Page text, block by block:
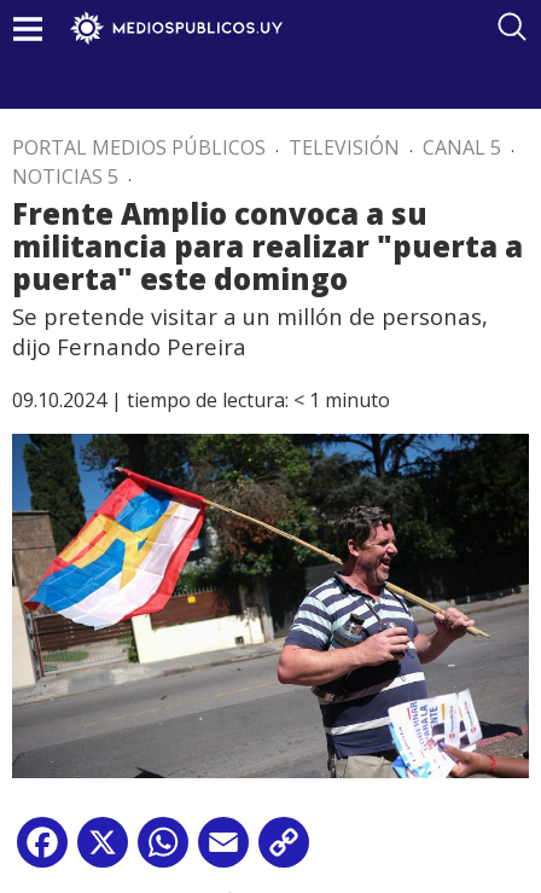
PORTAL MEDIOS PÚBLICOS . TELEVISIÓN . CANAL 5 .
NOTICIAS 5 .
Frente Amplio convoca a su
militancia para realizar "puerta a
puerta" este domingo
Se pretende visitar a un millón de personas,
dijo Fernando Pereira
09.10.2024 | tiempo de lectura: < 1 minuto
Facebook
X WhatsApp
Email